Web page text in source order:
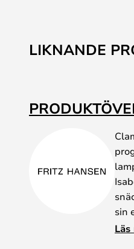
till
början
LIKNANDE
sin